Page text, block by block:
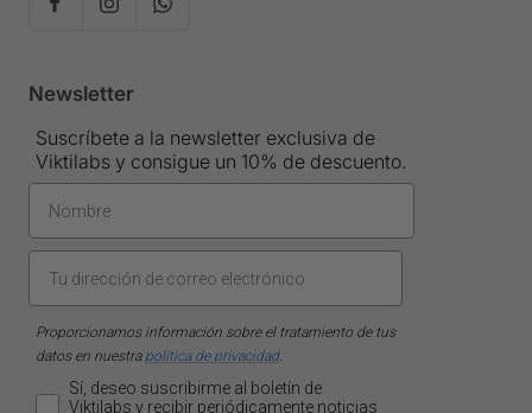
Newsletter
Suscríbete a la newsletter exclusiva de
Viktilabs y consigue un 10% de descuento.
Proporcionamos información sobre el tratamiento de tus
datos en nuestra política de privacidad.
Sí, deseo suscribirme al boletín de
Viktilabs y recibir periódicamente noticias